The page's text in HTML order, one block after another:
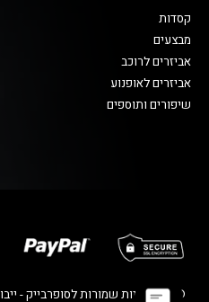
קסדות
מבצעים
אביזרים לרוכב
אביזרים לאופנוע
שיפורים ותוספים
© כל הזכויות שמורות לסופרבייק -